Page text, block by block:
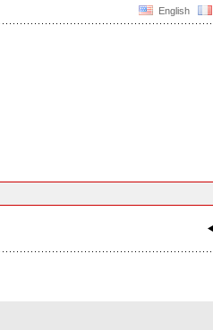
English